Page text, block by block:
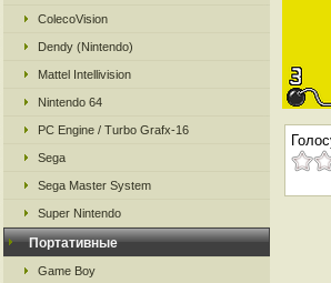
ColecoVision
Dendy (Nintendo)
Mattel Intellivision
Nintendo 64
PC Engine / Turbo Grafx-16
Sega
Sega Master System
Super Nintendo
Портативные
Game Boy